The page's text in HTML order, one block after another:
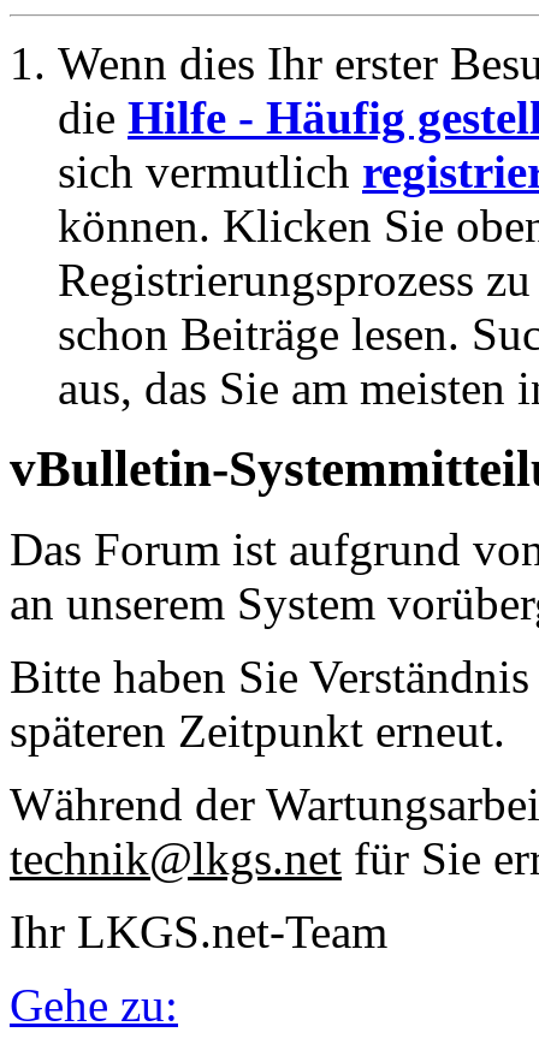
Wenn dies Ihr erster
die Hilfe - Häufig
sich vermutlich
können. Klicken Sie
Registrierungsprozess
schon Beiträge lesen.
aus, das Sie am meisten
vBulletin-
Das Forum ist aufgrund
an unserem System
Bitte haben Sie
späteren Zeitpunkt erneut.
Während der
technik@lkgs.net für Sie
Ihr LKGS.net-Team
Gehe zu: